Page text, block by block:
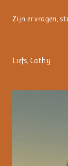
Zijn er vragen,
Liefs, Cathy